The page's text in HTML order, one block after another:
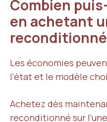
Combien
en achetant
Les économies
l’état et le modèle
Achetez dès
reconditionné sur